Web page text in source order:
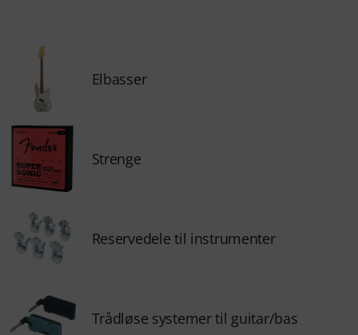
Elbasser
Strenge
Reservedele til instrumenter
Trådløse systemer til guitar/bas